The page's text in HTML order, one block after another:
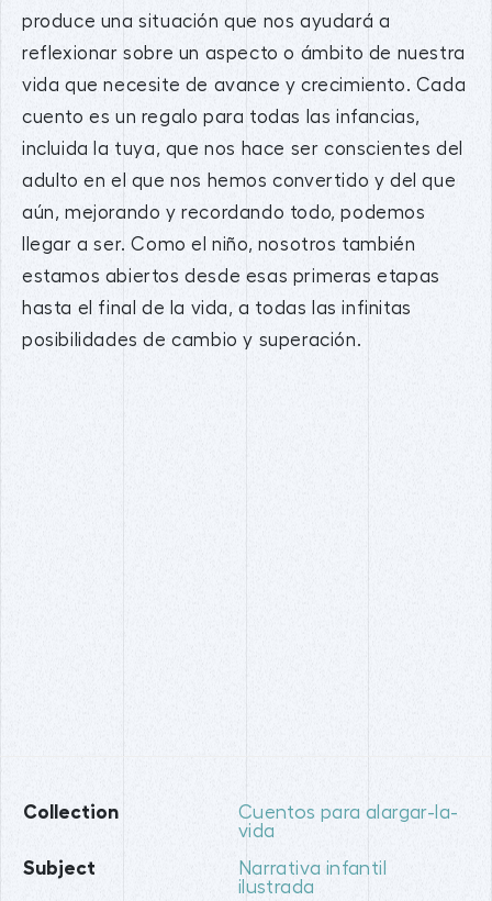
produce una situación que nos ayudará a
reflexionar sobre un aspecto o ámbito de nuestra
vida que necesite de avance y crecimiento. Cada
cuento es un regalo para todas las infancias,
incluida la tuya, que nos hace ser conscientes del
adulto en el que nos hemos convertido y del que
aún, mejorando y recordando todo, podemos
llegar a ser. Como el niño, nosotros también
estamos abiertos desde esas primeras etapas
hasta el final de la vida, a todas las infinitas
posibilidades de cambio y superación.
Collection
Cuentos para alargar-la-
vida
Subject
Narrativa infantil
ilustrada